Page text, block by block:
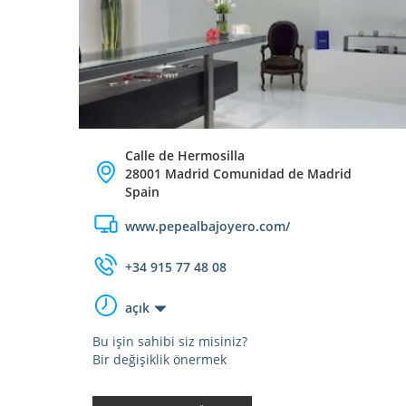
Calle de Hermosilla
28001 Madrid Comunidad de Madrid
Spain
www.pepealbajoyero.com/
+34 915 77 48 08
açık
Bu işin sahibi siz misiniz?
Bir değişiklik önermek